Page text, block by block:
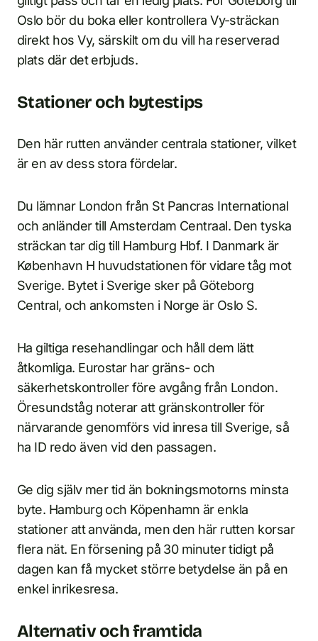
Oslo bör du boka eller kontrollera Vy-sträckan
direkt hos Vy, särskilt om du vill ha reserverad
plats där det erbjuds.
Stationer och bytestips
Den här rutten använder centrala stationer, vilket
är en av dess stora fördelar.
Du lämnar London från St Pancras International
och anländer till Amsterdam Centraal. Den tyska
sträckan tar dig till Hamburg Hbf. I Danmark är
København H huvudstationen för vidare tåg mot
Sverige. Bytet i Sverige sker på Göteborg
Central, och ankomsten i Norge är Oslo S.
Ha giltiga resehandlingar och håll dem lätt
åtkomliga. Eurostar har gräns- och
säkerhetskontroller före avgång från London.
Öresundståg noterar att gränskontroller för
närvarande genomförs vid inresa till Sverige, så
ha ID redo även vid den passagen.
Ge dig själv mer tid än bokningsmotorns minsta
byte. Hamburg och Köpenhamn är enkla
stationer att använda, men den här rutten korsar
flera nät. En försening på 30 minuter tidigt på
dagen kan få mycket större betydelse än på en
enkel inrikesresa.
Alternativ och framtida